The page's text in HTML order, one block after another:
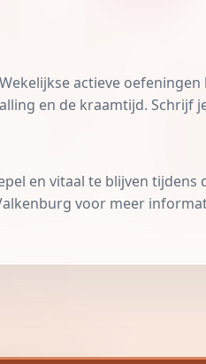
actieve
en de kraamtijd. Schrijf
en vitaal te blijven tijdens
voor meer